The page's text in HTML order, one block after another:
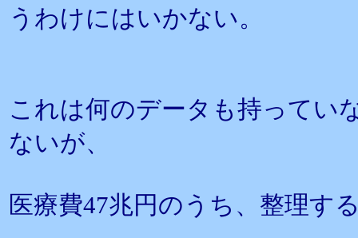
うわけにはいかない。
これは何のデータも持ってい
ないが、
医療費47兆円のうち、整理す